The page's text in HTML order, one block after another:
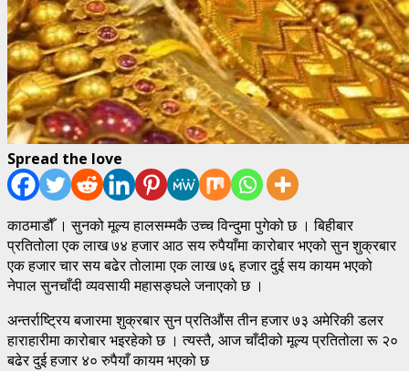
Spread the love
काठमाडौँ । सुनको मूल्य हालसम्मकै उच्च विन्दुमा पुगेको छ । बिहीबार
प्रतितोला एक लाख ७४ हजार आठ सय रुपैयाँमा कारोबार भएको सुन शुक्रबार
एक हजार चार सय बढेर तोलामा एक लाख ७६ हजार दुई सय कायम भएको
नेपाल सुनचाँदी व्यवसायी महासङ्घले जनाएको छ ।
अन्तर्राष्ट्रिय बजारमा शुक्रबार सुन प्रतिऔंस तीन हजार ७३ अमेरिकी डलर
हाराहारीमा कारोबार भइरहेको छ । त्यस्तै, आज चाँदीको मूल्य प्रतितोला रू २०
बढेर दुई हजार ४० रुपैयाँ कायम भएको छ